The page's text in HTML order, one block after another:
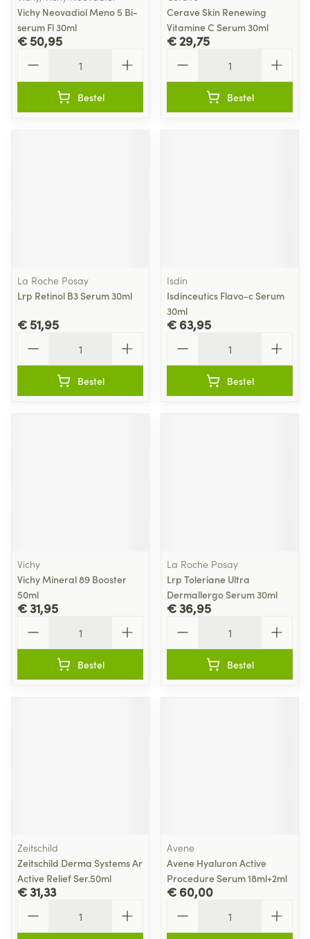
Vichy Neovadiol Meno 5 Bi-
serum Fl 30ml
€ 50,95
Bestel
Cerave Skin Renewing
Vitamine C Serum 30ml
€ 29,75
Bestel
La Roche Posay
Lrp Retinol B3 Serum 30ml
€ 51,95
Bestel
Isdin
Isdinceutics Flavo-c Serum
30ml
€ 63,95
Bestel
Vichy
Vichy Mineral 89 Booster
50ml
€ 31,95
Bestel
La Roche Posay
Lrp Toleriane Ultra
Dermallergo Serum 30ml
€ 36,95
Bestel
Zeitschild
Zeitschild Derma Systems Ar
Active Relief Ser.50ml
€ 31,33
Avene
Avene Hyaluron Active
Procedure Serum 18ml+2ml
€ 60,00